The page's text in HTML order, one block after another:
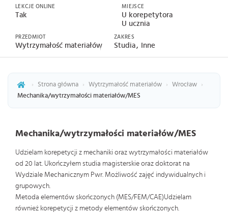
LEKCJE ONLINE
Tak
MIEJSCE
U korepetytora
U ucznia
PRZEDMIOT
Wytrzymałość materiałów
ZAKRES
Studia Inne
› Strona główna › Wytrzymałość materiałów › Wrocław
›
Mechanika/wytrzymałości materiałów/MES
Mechanika/wytrzymałości materiałów/MES
Udzielam korepetycji z mechaniki oraz wytrzymałości materiałów
od 20 lat. Ukończyłem studia magisterskie oraz doktorat na
Wydziale Mechanicznym Pwr. Możliwość zajęć indywidualnych i
grupowych.
Metoda elementów skończonych (MES/FEM/CAE)Udzielam
również korepetycji z metody elementów skończonych.